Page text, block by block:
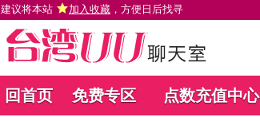
建议将本站 加入收藏 ，方便日后找寻
回首页 免费专区 点数充值中心